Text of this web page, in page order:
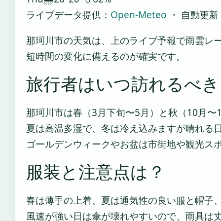
ライブデータ提供： Open-Meteo ・ 自動更
那珂川市の天気は、上のライブ予報で雨雲レ
短時間の変化に備えるのが確実です。
旅行者はいつ訪れるべ
那珂川市は春（3月下旬〜5月）と秋（10月
夏は高温多湿で、冬は冷え込みますが晴れる
ゴールデンウィークやお盆は市街地や観光ス
服装と注意点は？
春は薄手の上着、夏は通気性の良い服と帽子
風速が強い日は傘が壊れやすいので、雨具は